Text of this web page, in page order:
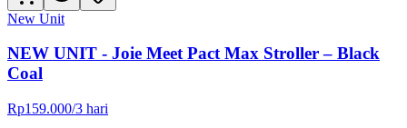
New Unit
NEW UNIT - Joie Meet Pact Max Stroller – Black
Coal
Rp159.000/3 hari